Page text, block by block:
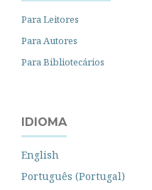
Para Leitores
Para Autores
Para Bibliotecários
IDIOMA
English
Português (Portugal)